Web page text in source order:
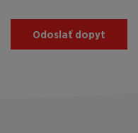
Odoslať dopyt